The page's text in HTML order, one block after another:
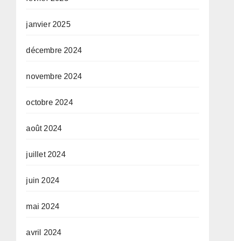
janvier 2025
décembre 2024
novembre 2024
octobre 2024
août 2024
juillet 2024
juin 2024
mai 2024
avril 2024